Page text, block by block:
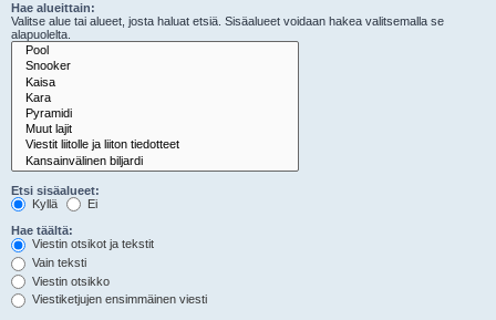
Hae alueittain:
Valitse alue tai alueet, josta haluat etsiä. Sisäalueet voidaan hakea valitsemalla se
alapuolelta.
Etsi sisäalueet:
Kyllä
Ei
Hae täältä:
Viestin otsikot ja tekstit
Vain teksti
Viestin otsikko
Viestiketjujen ensimmäinen viesti